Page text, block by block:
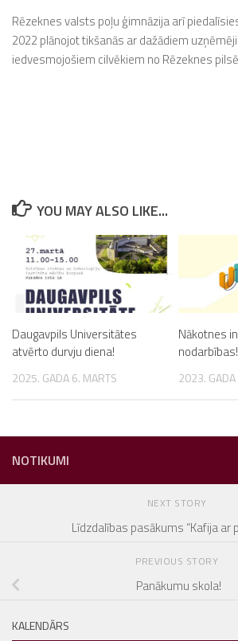
Rēzeknes valsts poļu ģimnāzija arī
2022 plānojot tikšanās ar dažādiem
iedvesmojošiem cilvēkiem no Rēzeknes
YOU MAY ALSO LIKE...
Daugavpils Universitātes
atvērto durvju diena!
2025. GADA 6. MARTS
Nākotnes
nodarbības!
2023.
NOTIKUMI
NEXT STORY
Līdzdalības pasākums “Kafija ar
PREVIOUS STORY
Panākumu skola!
KALENDĀRS